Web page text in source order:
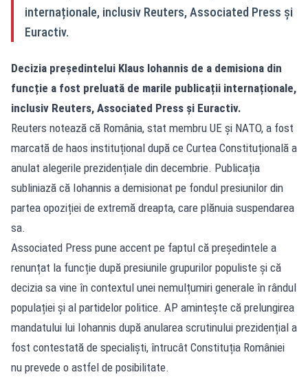
internaționale, inclusiv Reuters, Associated Press și
Euractiv.
Decizia președintelui Klaus Iohannis de a demisiona din
funcție a fost preluată de marile publicații internaționale,
inclusiv Reuters, Associated Press și Euractiv.
Reuters notează că România, stat membru UE și NATO, a fost
marcată de haos instituțional după ce Curtea Constituțională a
anulat alegerile prezidențiale din decembrie. Publicația
subliniază că Iohannis a demisionat pe fondul presiunilor din
partea opoziției de extremă dreapta, care plănuia suspendarea
sa.
Associated Press pune accent pe faptul că președintele a
renunțat la funcție după presiunile grupurilor populiste și că
decizia sa vine în contextul unei nemulțumiri generale în rândul
populației și al partidelor politice. AP amintește că prelungirea
mandatului lui Iohannis după anularea scrutinului prezidențial a
fost contestată de specialiști, întrucât Constituția României
nu prevede o astfel de posibilitate.